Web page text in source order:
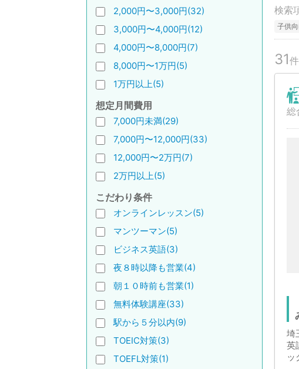
2,000円〜3,000円(32)
3,000円〜4,000円(12)
4,000円〜8,000円(7)
8,000円〜1万円(5)
1万円以上(5)
想定月間費用
7,000円未満(29)
7,000円〜12,000円(33)
12,000円〜2万円(7)
2万円以上(5)
こだわり条件
オンラインレッスン(5)
マンツーマン(5)
ビジネス英語(3)
夜８時以降も営業(4)
朝１０時前も営業(1)
無料体験講座(33)
駅から５分以内(9)
TOEIC対策(3)
TOEFL対策(1)
検索
子供
31
総
埼
英
ッ